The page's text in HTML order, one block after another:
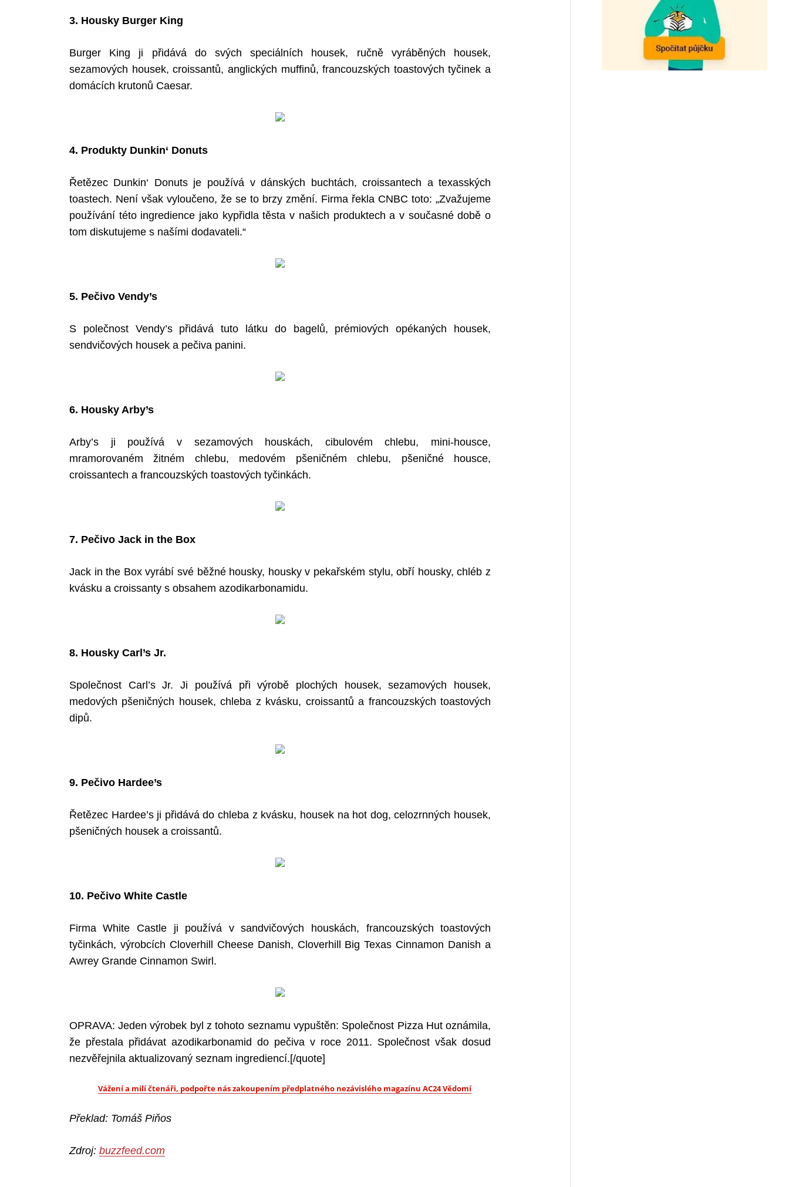
3. Housky Burger King
Burger King ji přidává do svých speciálních housek, ručně vyráběných housek,
sezamových housek, croissantů, anglických muffinů, francouzských toastových tyčinek a
domácích krutonů Caesar.
4. Produkty Dunkin‘ Donuts
Řetězec Dunkin‘ Donuts je používá v dánských buchtách, croissantech a texasských
toastech. Není však vyloučeno, že se to brzy změní. Firma řekla CNBC toto: „Zvažujeme
používání této ingredience jako kypřidla těsta v našich produktech a v současné době o
tom diskutujeme s našími dodavateli.“
5. Pečivo Vendy’s
S polečnost Vendy’s přidává tuto látku do bagelů, prémiových opékaných housek,
sendvičových housek a pečiva panini.
6. Housky Arby’s
Arby’s ji používá v sezamových houskách, cibulovém chlebu, mini-housce,
mramorovaném žitném chlebu, medovém pšeničném chlebu, pšeničné housce,
croissantech a francouzských toastových tyčinkách.
7. Pečivo Jack in the Box
Jack in the Box vyrábí své běžné housky, housky v pekařském stylu, obří housky, chléb z
kvásku a croissanty s obsahem azodikarbonamidu.
8. Housky Carl’s Jr.
Společnost Carl’s Jr. Ji používá při výrobě plochých housek, sezamových housek,
medových pšeničných housek, chleba z kvásku, croissantů a francouzských toastových
dipů.
9. Pečivo Hardee’s
Řetězec Hardee’s ji přidává do chleba z kvásku, housek na hot dog, celozrnných housek,
pšeničných housek a croissantů.
10. Pečivo White Castle
Firma White Castle ji používá v sandvičových houskách, francouzských toastových
tyčinkách, výrobcích Cloverhill Cheese Danish, Cloverhill Big Texas Cinnamon Danish a
Awrey Grande Cinnamon Swirl.
OPRAVA: Jeden výrobek byl z tohoto seznamu vypuštěn: Společnost Pizza Hut oznámila,
že přestala přidávat azodikarbonamid do pečiva v roce 2011. Společnost však dosud
nezvěřejnila aktualizovaný seznam ingrediencí.[/quote]
Vážení a milí čtenáři, podpořte nás zakoupením předplatného nezávislého magazínu AC24 Vědomí
Překlad: Tomáš Piňos
Zdroj: buzzfeed.com
for: